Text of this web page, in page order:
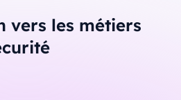
vers les métiers